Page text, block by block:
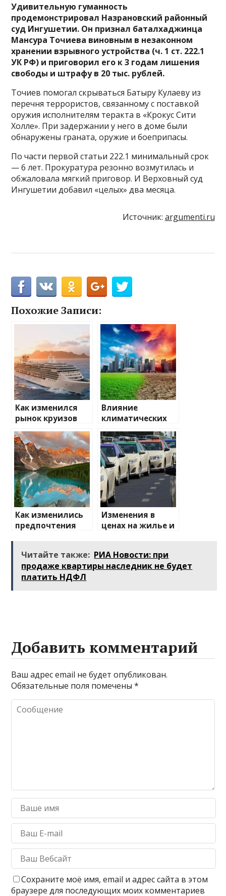
Удивительную гуманность
продемонстрировал Назрановский районный
суд Ингушетии. Он признал баталхаджинца
Мансура Точиева виновным в незаконном
хранении взрывного устройства (ч. 1 ст. 222.1
УК РФ) и приговорил его к 3 годам лишения
свободы и штрафу в 20 тыс. рублей.
Точиев помогал скрываться Батыру Кулаеву из
перечня террористов, связанному с поставкой
оружия исполнителям теракта в «Крокус Сити
Холле». При задержании у него в доме были
обнаружены граната, оружие и боеприпасы.
По части первой статьи 222.1 минимальный срок
— 6 лет. Прокуратура резонно возмутилась и
обжаловала мягкий приговор. И Верховный суд
Ингушетии добавил «целых» два месяца.
Источник: argumenti.ru
Похожие Записи:
Как изменился
рынок круизов
после пандемии
Влияние
климатических
изменений на
туристические
направления
Как изменились
предпочтения
Изменения в
ценах на жилье и
Читайте также: РИА Новости: при
продаже квартиры наследник не будет
платить НДФЛ
Добавить комментарий
Ваш адрес email не будет опубликован.
Обязательные поля помечены*
Сохраните моё имя, email и адрес сайта в этом
браузере для последующих моих комментариев